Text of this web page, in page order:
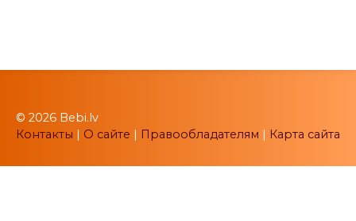
© 2026 Bebi.lv
Контакты | О сайте | Правообладателям | Карта сайта